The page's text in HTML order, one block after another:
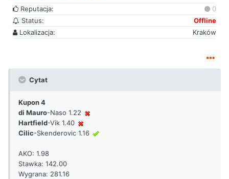
Reputacja:
0
Status:
Offline
Lokalizacja:
Kraków
Cytat
Kupon 4
di Mauro-Naso 1.22
Hartfield-Vik 1.40
Cilic-Skenderovic 1.16
AKO: 1.98
Stawka: 142.00
Wygrana: 281.16